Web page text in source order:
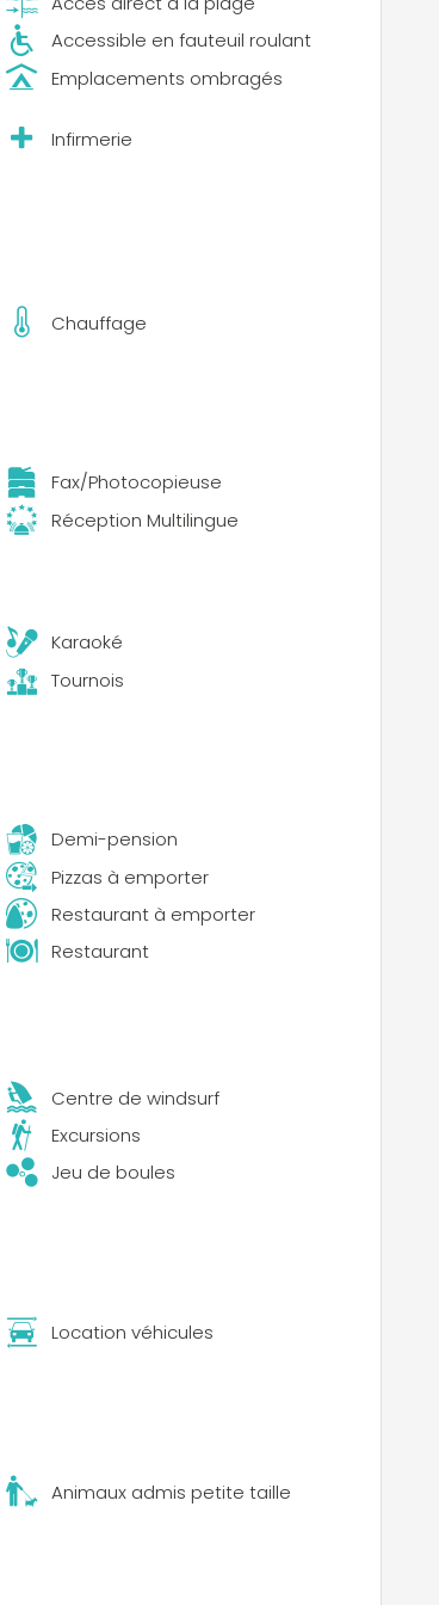
Accessible en fauteuil roulant
Emplacements ombragés
Infirmerie
Chauffage
Fax/Photocopieuse
Réception Multilingue
Karaoké
Tournois
Demi-pension
Pizzas à emporter
Restaurant à emporter
Restaurant
Centre de windsurf
Excursions
Jeu de boules
Location véhicules
Animaux admis petite taille